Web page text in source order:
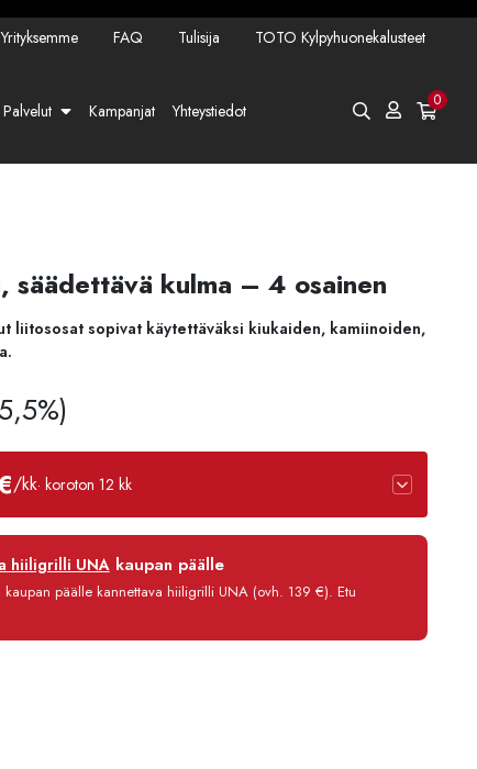
Yrityksemme FAQ Tulisija TOTO Kylpyhuonekalusteet
Palvelut Kampanjat Yhteystiedot 0
säädettävä kulma – 4 osainen
liitososat sopivat käytettäväksi kiukaiden, kamiinoiden,
/kk· koroton 12 kk
hiiligrilli UNAkaupan päälle
päälle kannettava hiiligrilli UNA (ovh. 139 €). Etu